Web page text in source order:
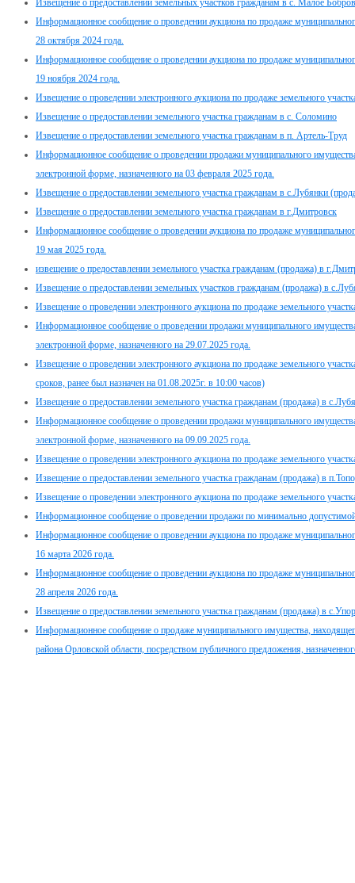
Информационное сообщение о проведении аукциона по продаже
28 октября 2024 года.
Информационное сообщение о проведении аукциона по продаже
19 ноября 2024 года.
Извещение о проведении электронного аукциона по продаже земельного
Извещение о предоставлении земельного участка гражданам в с. Соломино
Извещение о предоставлении земельного участка гражданам в п. Артель-Труд
Информационное сообщение о проведении продажи муниципального
электронной форме, назначенного на 03 февраля 2025 года.
Извещение о предоставлении земельного участка гражданам в с.Лубянки
Извещение о предоставлении земельного участка гражданам в г.Дмитровск
Информационное сообщение о проведении аукциона по продаже
19 мая 2025 года.
извещение о предоставлении земельного участка гражданам (продажа) в
Извещение о предоставлении земельных участков гражданам (продажа) в
Извещение о проведении электронного аукциона по продаже земельного
Информационное сообщение о проведении продажи муниципального
электронной форме, назначенного на 29.07.2025 года.
Извещение о проведении электронного аукциона по продаже земельного
сроков, ранее был назначен на 01.08.2025г. в 10:00 часов)
Извещение о предоставлении земельного участка гражданам (продажа) в
Информационное сообщение о проведении продажи муниципального
электронной форме, назначенного на 09.09.2025 года.
Извещение о проведении электронного аукциона по продаже земельного
Извещение о предоставлении земельного участка гражданам (продажа) в
Извещение о проведении электронного аукциона по продаже земельного
Информационное сообщение о проведении продажи по минимально
Информационное сообщение о проведении аукциона по продаже
16 марта 2026 года.
Информационное сообщение о проведении аукциона по продаже
28 апреля 2026 года.
Извещение о предоставлении земельного участка гражданам (продажа) в
Информационное сообщение о продаже муниципального имущества,
района Орловской области, посредством публичного предложения,